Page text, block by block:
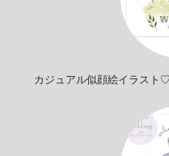
カジュアル似顔絵イラスト